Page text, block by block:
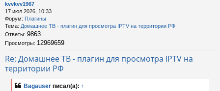
kvvkvv1967
17 июл 2026, 10:33
Форум: Плагины
Тема: Домашнее ТВ - плагин для просмотра IPTV на территории РФ
Ответы: 9863
Просмотры: 12969659
Re: Домашнее ТВ - плагин для просмотра IPTV на
территории РФ
Bagauser писал(а): ↑